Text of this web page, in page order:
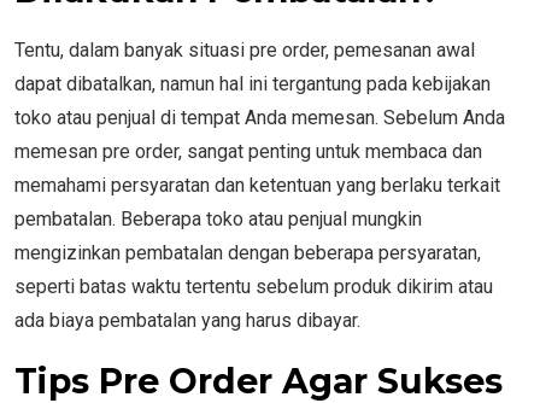
Tentu, dalam banyak situasi pre order, pemesanan awal
dapat dibatalkan, namun hal ini tergantung pada kebijakan
toko atau penjual di tempat Anda memesan. Sebelum Anda
memesan pre order, sangat penting untuk membaca dan
memahami persyaratan dan ketentuan yang berlaku terkait
pembatalan. Beberapa toko atau penjual mungkin
mengizinkan pembatalan dengan beberapa persyaratan,
seperti batas waktu tertentu sebelum produk dikirim atau
ada biaya pembatalan yang harus dibayar.
Tips Pre Order Agar Sukses